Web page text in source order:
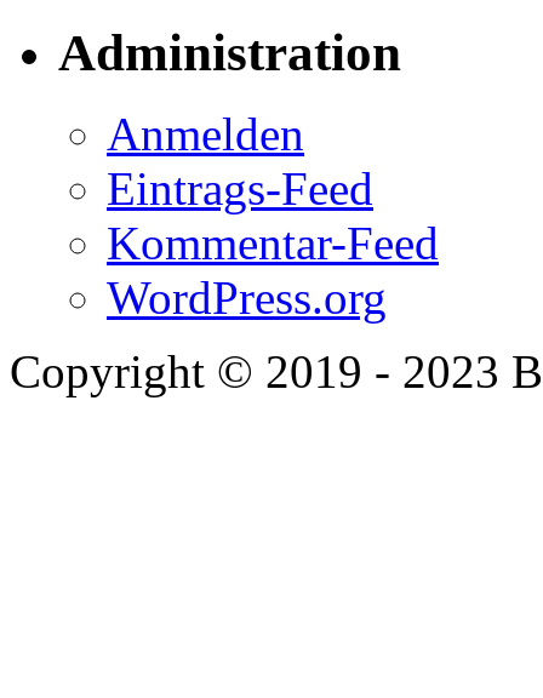
Administration
Anmelden
Eintrags-Feed
Kommentar-Feed
WordPress.org
Copyright © 2019 - 2023